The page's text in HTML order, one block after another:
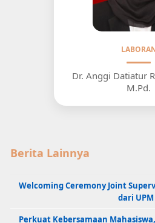
Dr. Anggi Datiatur
M.Pd.
Berita Lainnya
Welcoming Ceremony Joint
dari UPM
Perkuat Kebersamaan